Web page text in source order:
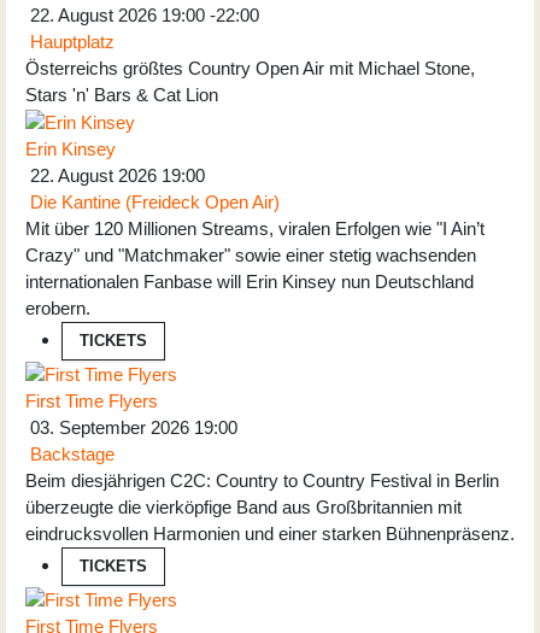
22. August 2026 19:00 -22:00
Hauptplatz
Österreichs größtes Country Open Air mit Michael Stone,
Stars 'n' Bars & Cat Lion
Erin Kinsey
22. August 2026 19:00
Die Kantine (Freideck Open Air)
Mit über 120 Millionen Streams, viralen Erfolgen wie "I Ain’t
Crazy" und "Matchmaker" sowie einer stetig wachsenden
internationalen Fanbase will Erin Kinsey nun Deutschland
erobern.
TICKETS
First Time Flyers
03. September 2026 19:00
Backstage
Beim diesjährigen C2C: Country to Country Festival in Berlin
überzeugte die vierköpfige Band aus Großbritannien mit
eindrucksvollen Harmonien und einer starken Bühnenpräsenz.
TICKETS
First Time Flyers